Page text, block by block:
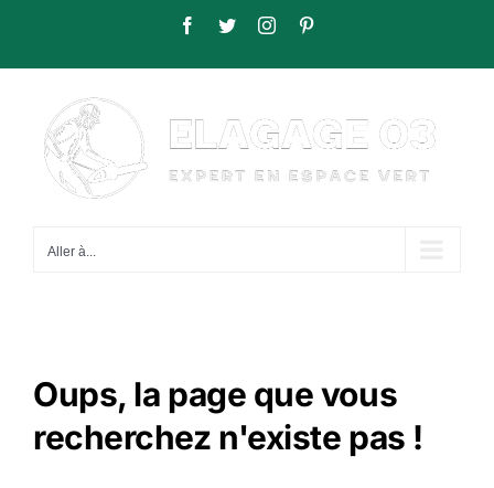
Facebook
TwitterInstagram
Aller à...
Oups, la page que vous
recherchez n'existe pas !